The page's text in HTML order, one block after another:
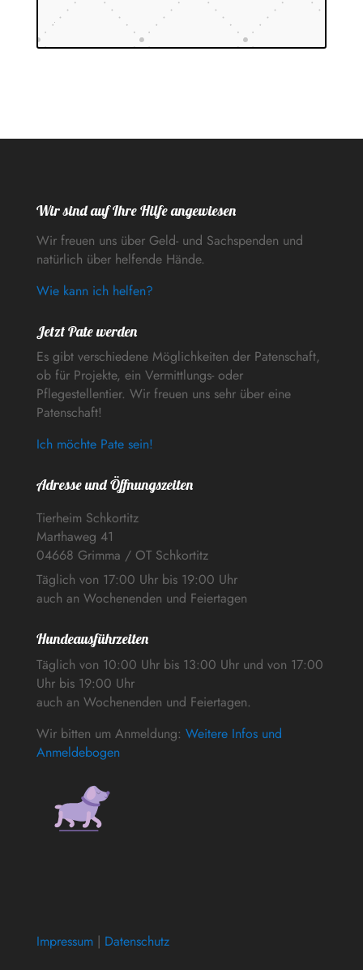
Wir sind auf Ihre Hilfe angewiesen
Wir freuen uns über Geld- und Sachspenden und
natürlich über helfende Hände.
Wie kann ich helfen?
Jetzt Pate werden
Es gibt verschiedene Möglichkeiten der Patenschaft,
ob für Projekte, ein Vermittlungs- oder
Pflegestellentier. Wir freuen uns sehr über eine
Patenschaft!
Ich möchte Pate sein!
Adresse und Öffnungszeiten
Tierheim Schkortitz
Marthaweg 41
04668 Grimma / OT Schkortitz
Täglich von 17:00 Uhr bis 19:00 Uhr
auch an Wochenenden und Feiertagen
Hundeausführzeiten
Täglich von 10:00 Uhr bis 13:00 Uhr und von 17:00
Uhr bis 19:00 Uhr
auch an Wochenenden und Feiertagen.
Wir bitten um Anmeldung: Weitere Infos und
Anmeldebogen
Impressum| Datenschutz